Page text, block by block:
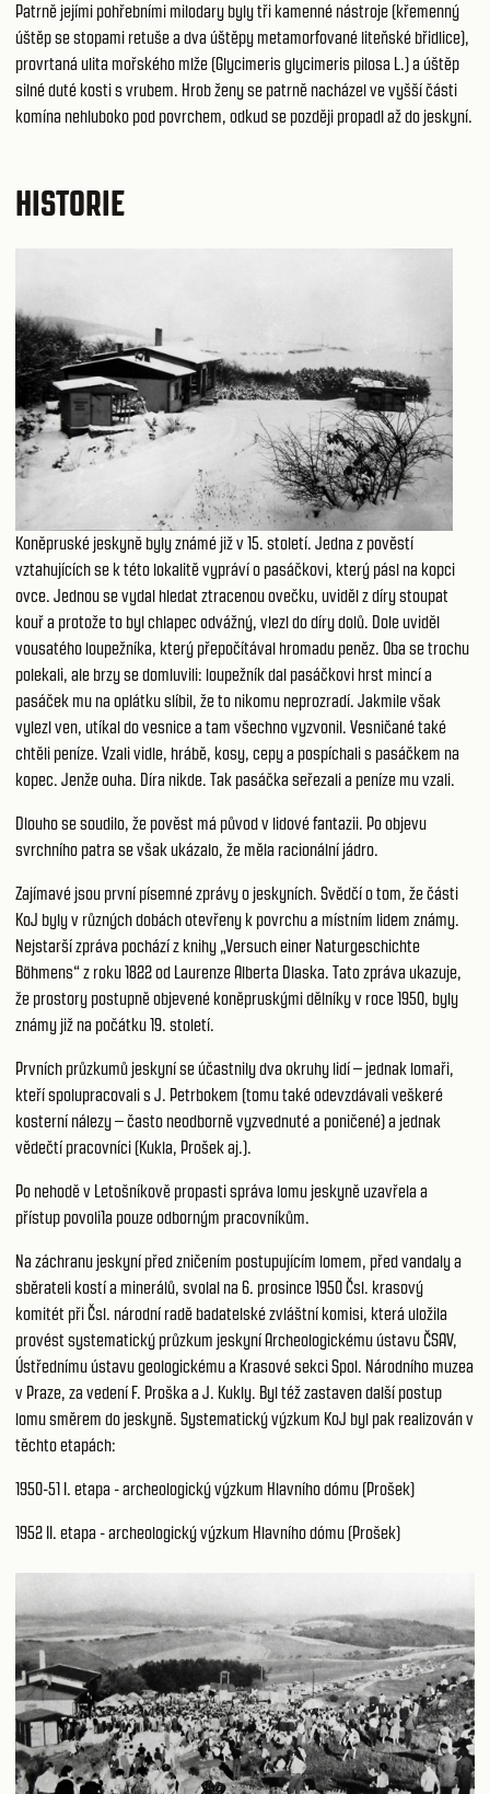
Patrně jejími pohřebními milodary byly tři kamenné nástroje (křemenný
úštěp se stopami retuše a dva úštěpy metamorfované liteňské břidlice),
provrtaná ulita mořského mlže (Glycimeris glycimeris pilosa L.) a úštěp
silné duté kosti s vrubem. Hrob ženy se patrně nacházel ve vyšší části
komína nehluboko pod povrchem, odkud se později propadl až do jeskyní.
HISTORIE
Koněpruské jeskyně byly známé již v 15. století. Jedna z pověstí
vztahujících se k této lokalitě vypráví o pasáčkovi, který pásl na kopci
ovce. Jednou se vydal hledat ztracenou ovečku, uviděl z díry stoupat
kouř a protože to byl chlapec odvážný, vlezl do díry dolů. Dole uviděl
vousatého loupežníka, který přepočítával hromadu peněz. Oba se trochu
polekali, ale brzy se domluvili: loupežník dal pasáčkovi hrst mincí a
pasáček mu na oplátku slíbil, že to nikomu neprozradí. Jakmile však
vylezl ven, utíkal do vesnice a tam všechno vyzvonil. Vesničané také
chtěli peníze. Vzali vidle, hrábě, kosy, cepy a pospíchali s pasáčkem na
kopec. Jenže ouha. Díra nikde. Tak pasáčka seřezali a peníze mu vzali.
Dlouho se soudilo, že pověst má původ v lidové fantazii. Po objevu
svrchního patra se však ukázalo, že měla racionální jádro.
Zajímavé jsou první písemné zprávy o jeskyních. Svědčí o tom, že části
KoJ byly v různých dobách otevřeny k povrchu a místním lidem známy.
Nejstarší zpráva pochází z knihy „Versuch einer Naturgeschichte
Böhmens“ z roku 1822 od Laurenze Alberta Dlaska. Tato zpráva ukazuje,
že prostory postupně objevené koněpruskými dělníky v roce 1950, byly
známy již na počátku 19. století.
Prvních průzkumů jeskyní se účastnily dva okruhy lidí – jednak lomaři,
kteří spolupracovali s J. Petrbokem (tomu také odevzdávali veškeré
kosterní nálezy – často neodborně vyzvednuté a poničené) a jednak
vědečtí pracovníci (Kukla, Prošek aj.).
Po nehodě v Letošníkově propasti správa lomu jeskyně uzavřela a
přístup povoli1a pouze odborným pracovníkům.
Na záchranu jeskyní před zničením postupujícím lomem, před vandaly a
sběrateli kostí a minerálů, svolal na 6. prosince 1950 Čsl. krasový
komitét při Čsl. národní radě badatelské zvláštní komisi, která uložila
provést systematický průzkum jeskyní Archeologickému ústavu ČSAV,
Ústřednímu ústavu geologickému a Krasové sekci Spol. Národního muzea
v Praze, za vedení F. Proška a J. Kukly. Byl též zastaven další postup
lomu směrem do jeskyně. Systematický výzkum KoJ byl pak realizován v
těchto etapách:
1950-51 I. etapa - archeologický výzkum Hlavního dómu (Prošek)
1952 II. etapa - archeologický výzkum Hlavního dómu (Prošek)